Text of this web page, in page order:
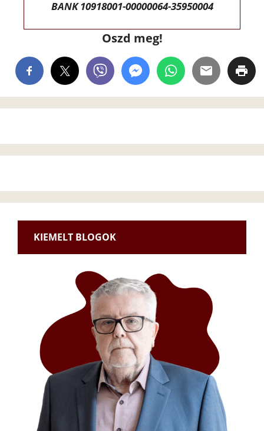
BANK 10918001-00000064-35950004
Oszd meg!
KIEMELT BLOGOK